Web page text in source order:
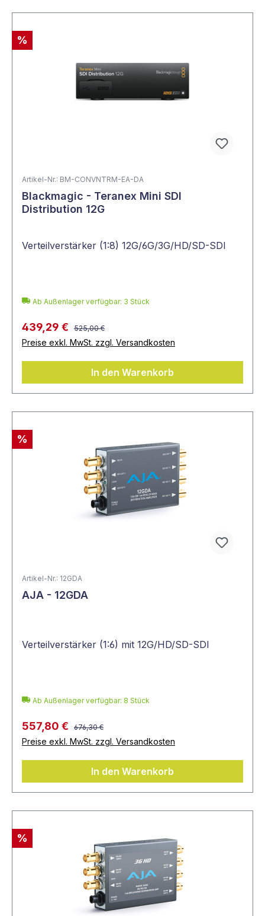
%
Artikel-Nr.: BM-CONVNTRM-EA-DA
Blackmagic - Teranex Mini SDI
Distribution 12G
Verteilverstärker (1:8) 12G/6G/3G/HD/SD-SDI
Ab Außenlager verfügbar: 3 Stück
439,29 € 525,00 €
Preise exkl. MwSt. zzgl. Versandkosten
In den Warenkorb
%
Artikel-Nr.: 12GDA
AJA - 12GDA
Verteilverstärker (1:6) mit 12G/HD/SD-SDI
Ab Außenlager verfügbar: 8 Stück
557,80 € 676,30 €
Preise exkl. MwSt. zzgl. Versandkosten
In den Warenkorb
%